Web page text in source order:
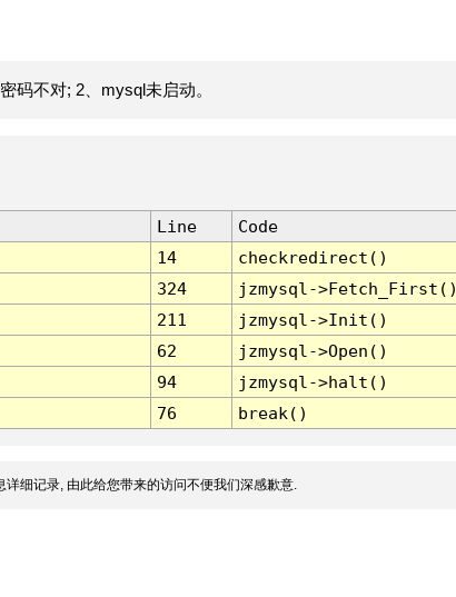
码不对; 2、mysql未启动。
Line
Code
14
checkredirect()
324
jzmysql-
211
jzmysql->Init()
62
jzmysql->Open()
94
jzmysql->halt()
76 break()
细记录, 由此给您带来的访问不便我们深感歉意.